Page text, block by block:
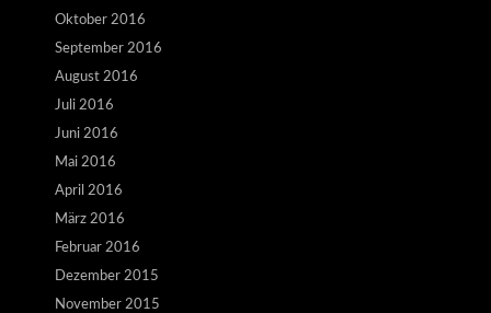
Oktober 2016
September 2016
August 2016
Juli 2016
Juni 2016
Mai 2016
April 2016
März 2016
Februar 2016
Dezember 2015
November 2015